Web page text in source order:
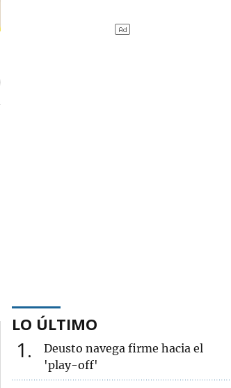
LO ÚLTIMO
1
Deusto navega firme hacia el
'play-off'